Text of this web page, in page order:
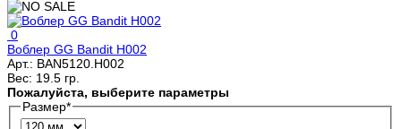
0
Воблер GG Bandit H002
Арт.: BAN5120.H002
Вес: 19.5 гр.
Пожалуйста, выберите параметры
Размер*